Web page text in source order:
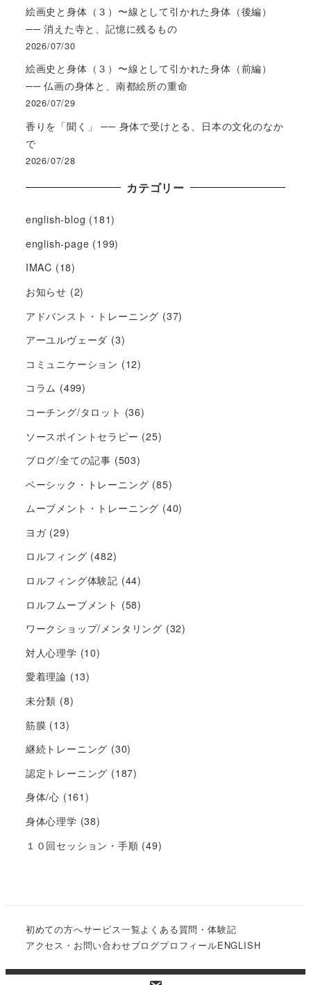
絵画史と身体（３）〜線として引かれた身体（後編）
── 消えた寺と、記憶に残るもの
2026/07/30
絵画史と身体（３）〜線として引かれた身体（前編）
── 仏画の身体と、南都絵所の重命
2026/07/29
香りを「聞く」 ── 身体で受けとる、日本の文化のなか
で
2026/07/28
カテゴリー
english-blog (181)
english-page (199)
IMAC (18)
お知らせ (2)
アドバンスト・トレーニング (37)
アーユルヴェーダ (3)
コミュニケーション (12)
コラム (499)
コーチング/タロット (36)
ソースポイントセラピー (25)
ブログ/全ての記事 (503)
ベーシック・トレーニング (85)
ムーブメント・トレーニング (40)
ヨガ(29)
ロルフィング (482)
ロルフィング体験記 (44)
ロルフムーブメント (58)
ワークショップ/メンタリング (32)
対人心理学 (10)
愛着理論 (13)
未分類 (8)
筋膜 (13)
継続トレーニング (30)
認定トレーニング (187)
身体/心 (161)
身体心理学 (38)
１０回セッション・手順 (49)
初めての方へサービス一覧よくある質問・体験記
アクセス・お問い合わせブログプロフィールENGLISH